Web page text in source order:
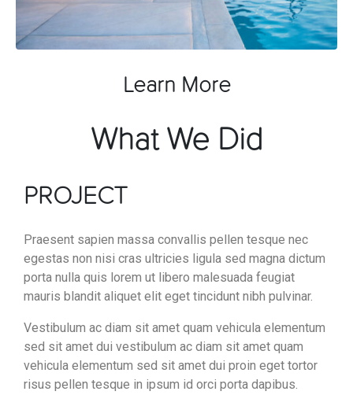
Learn More
What We Did
PROJECT
Praesent sapien massa convallis pellen tesque nec
egestas non nisi cras ultricies ligula sed magna dictum
porta nulla quis lorem ut libero malesuada feugiat
mauris blandit aliquet elit eget tincidunt nibh pulvinar.
Vestibulum ac diam sit amet quam vehicula elementum
sed sit amet dui vestibulum ac diam sit amet quam
vehicula elementum sed sit amet dui proin eget tortor
risus pellen tesque in ipsum id orci porta dapibus.